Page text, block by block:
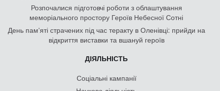
Розпочалися підготовчі роботи з облаштування
меморіального простору Героїв Небесної Сотні
День памʼяті страчених під час теракту в Оленівці: прийди на
відкриття виставки та вшануй героїв
ДІЯЛЬНІСТЬ
Соціальні кампанії